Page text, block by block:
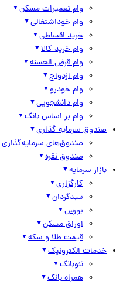
وام تعمیرات مسکن
وام خوداشتغالی
خرید اقساطی
وام خرید کالا
وام قرض الحسنه
وام ازدواج
وام خودرو
وام دانشجویی
وام بر اساس بانک
صندوق سرمایه گذاری
صندوق‌های سرمایه‌گذاری طلا
صندوق نقره
بازار سرمایه
کارگزاری
سبدگردان
بورس
اوراق مسکن
قیمت طلا و سکه
خدمات الکترونیک
نئوبانک
همراه بانک